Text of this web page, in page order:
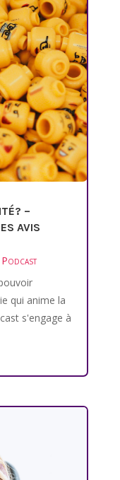
–
AVIS
Podcast
qui anime la
s'engage à